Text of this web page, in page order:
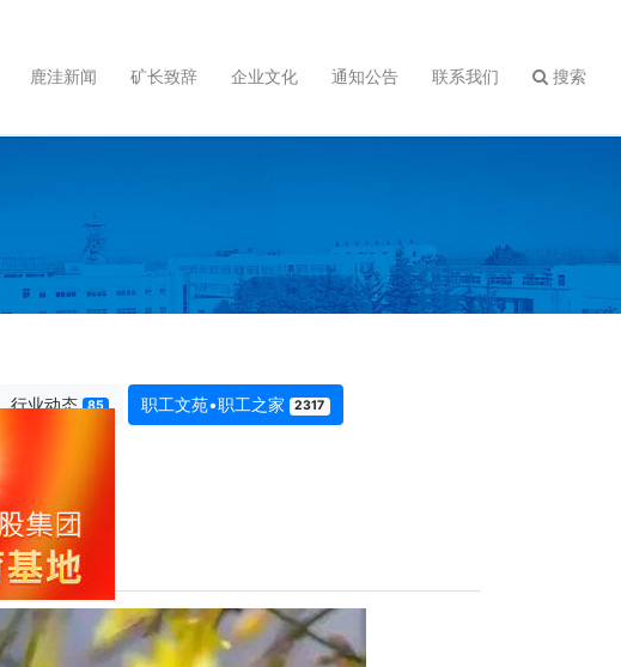
鹿洼新闻 矿长致辞 企业文化 通知公告 联系我们 搜索
行业动态 85 职工文苑•职工之家 2317